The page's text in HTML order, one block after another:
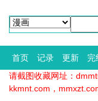
首页 记录 更新 完
请截图收藏网址：
kkmnt.com，